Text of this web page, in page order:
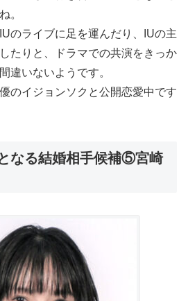
。
のライブに足を運んだり、IUの主
たりと、ドラマでの共演をきっか
違いないようです。
のイジョンソクと公開恋愛中です
なる結婚相手候補⑤宮崎